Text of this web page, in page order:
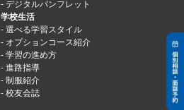
デジタルパンフレット
学校生活
選べる学習スタイル
オプションコース紹介
学習の進め方
進路指導
制服紹介
校友会誌